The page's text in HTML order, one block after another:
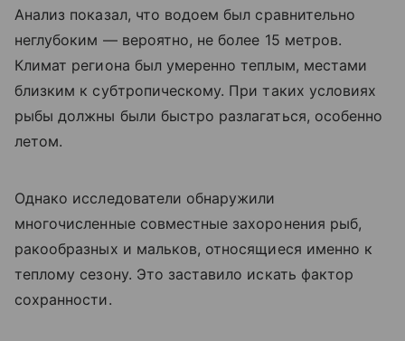
Анализ показал, что водоем был сравнительно
неглубоким — вероятно, не более 15 метров.
Климат региона был умеренно теплым, местами
близким к субтропическому. При таких условиях
рыбы должны были быстро разлагаться, особенно
летом.
Однако исследователи обнаружили
многочисленные совместные захоронения рыб,
ракообразных и мальков, относящиеся именно к
теплому сезону. Это заставило искать фактор
сохранности.